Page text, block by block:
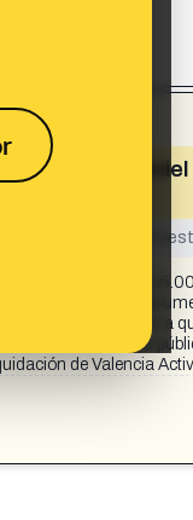
has not yet been
a dedo por
del Plan, el
Daniel Lacalle Pese
no se ha hecho
de Valencia